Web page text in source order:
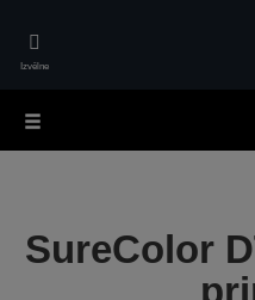
main
Izvēlne
SureColor